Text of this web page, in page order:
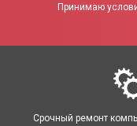
Принимаю
Срочный ремонт